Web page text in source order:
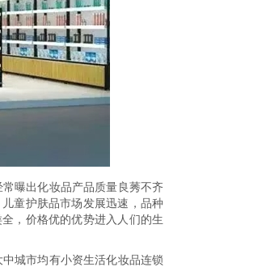
曝出化妆品产品质量良莠不齐
童护肤品市场发展迅速，品种
，价格优的优势进入人们的生
城市均有小资生活化妆品连锁